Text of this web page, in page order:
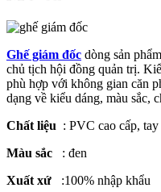
Ghế giám đốc dòng sản
chủ tịch hội đồng quản trị.
phù hợp với không gian căn
dạng về kiểu dáng, màu sắc,
Chất liệu : PVC cao cấp,
Màu sắc
: đen
Xuất xứ
:100% nhập khẩu